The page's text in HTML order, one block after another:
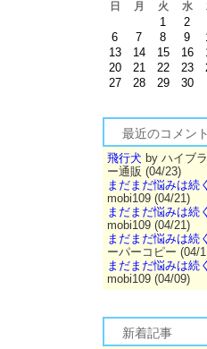
日 月 火 水
1 2
6
7 8 9
13
14 15 16
20
21 22 23
27
28 29 30
最近のコメント
飛行犬 by ハイブ
ー通販 (04/23)
まだまだ悩みは続く
mobi109 (04/21)
まだまだ悩みは続く
mobi109 (04/21)
まだまだ悩みは続く
ーパーコピー (04/
まだまだ悩みは続く
mobi109 (04/09)
新着記事